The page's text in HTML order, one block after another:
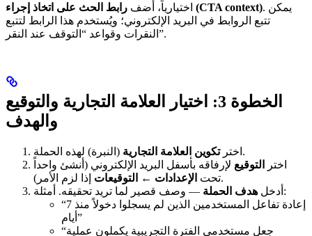
اختيارياً، أضف رابط الحث على اتخاذ إجراء (CTA context). يمكن
تتبع الروابط في البريد الإلكتروني؛ ويُستخدم هذا الرابط لتتبع
النقرات وقواعد “التوقف عند النقر”.
الخطوة 3: اختيار العلامة التجارية والتوقيع
والهدف
اخترتكوين العلامة التجارية
(النبرة) لهذه الحملة.
اختر
التوقيع لإرفاقه بأسفل البريد الإلكتروني (أنشئ واحداً
تحت الإعدادات ← التوقيعات
إذا لزم الأمر).
أدخل هدف الحملة
— وصف قصير لما تريد تحقيقه. أمثلة:
“إعادة تفاعل المستخدمين الذين لم يسجلوا دخولاً منذ 7
أيام”
“جعل مستخدمي الفترة التجريبية يكملون عملية